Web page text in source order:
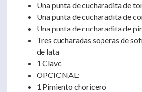
Una punta de cucharadita de
Una punta de cucharadita de
Una punta de cucharadita de
Tres cucharadas soperas de
de lata
1 Clavo
OPCIONAL:
1 Pimiento choricero